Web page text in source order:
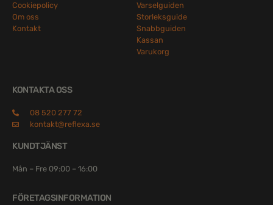
Cookiepolicy
Om oss
Kontakt
Varselguiden
Storleksguide
Snabbguiden
Kassan
Varukorg
KONTAKTA OSS
08 520 277 72
kontakt@reflexa.se
KUNDTJÄNST
Mån – Fre 09:00 – 16:00
FÖRETAGSINFORMATION